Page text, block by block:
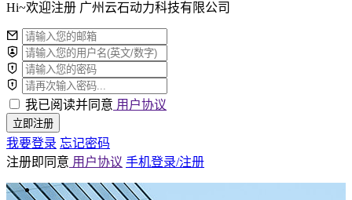
Hi~欢迎注册 广州云石动力科技有限公司
我已阅读并同意 用户协议
立即注册
我要登录 忘记密码
注册即同意 用户协议 手机登录/注册